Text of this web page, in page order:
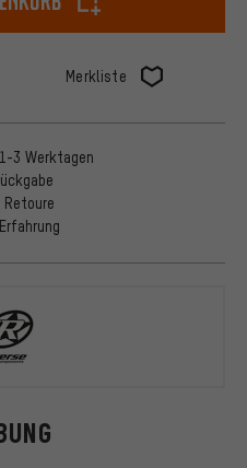
Merkliste
3 Werktagen